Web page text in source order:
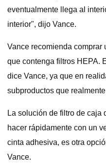
eventualmente llega al
interior", dijo Vance.
Vance recomienda comprar
que contenga filtros HEPA.
dice Vance, ya que en
subproductos que
La solución de filtro de caja
hacer rápidamente con un
cinta adhesiva, es otra
Vance.